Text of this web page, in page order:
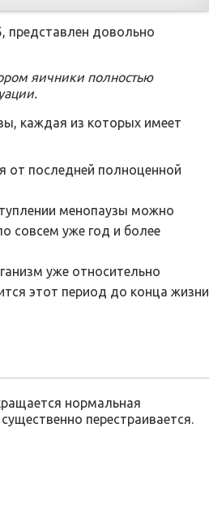
представлен довольно
яичники полностью
каждая из которых имеет
от последней полноценной
менопаузы можно
совсем уже год и более
уже относительно
этот период до конца жизни
нормальная
перестраивается.